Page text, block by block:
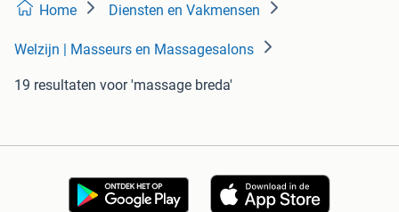
Home Diensten en Vakmensen
Welzijn | Masseurs en Massagesalons
19 resultaten voor 'massage breda'